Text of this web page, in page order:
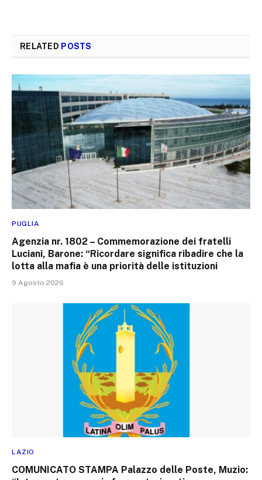
RELATED POSTS
PUGLIA
Agenzia nr. 1802 – Commemorazione dei fratelli
Luciani, Barone: “Ricordare significa ribadire che la
lotta alla mafia è una priorità delle istituzioni
9 Agosto 2026
LAZIO
COMUNICATO STAMPA Palazzo delle Poste, Muzio: